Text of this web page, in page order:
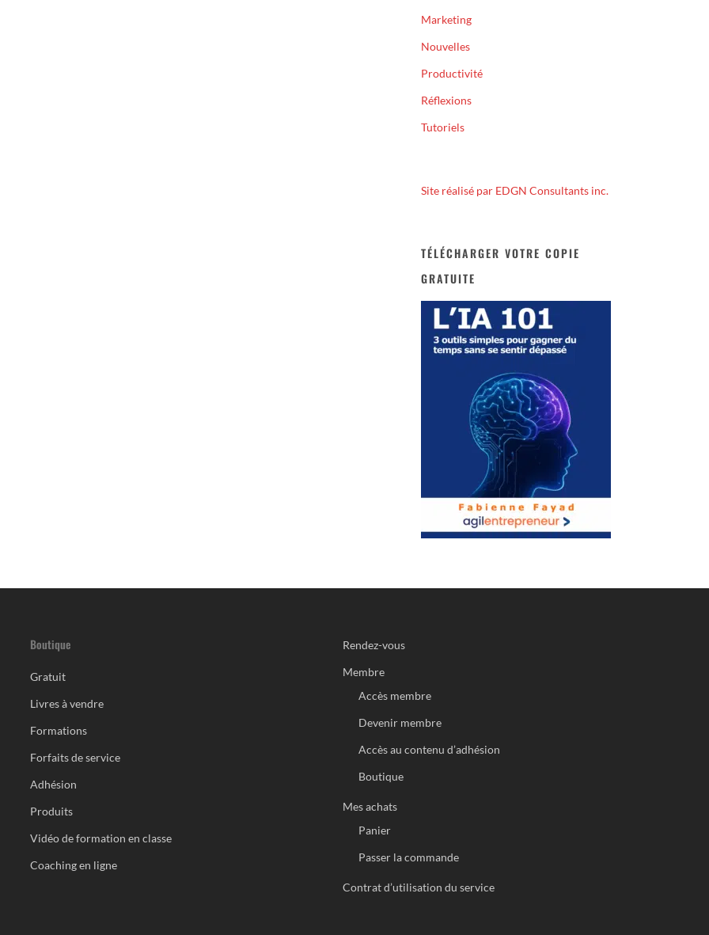
Marketing
Nouvelles
Productivité
Réflexions
Tutoriels
Site réalisé par EDGN Consultants inc.
TÉLÉCHARGER VOTRE COPIE
GRATUITE
Boutique
Gratuit
Livres à vendre
Formations
Forfaits de service
Adhésion
Produits
Vidéo de formation en classe
Coaching en ligne
Rendez-vous
Membre
Accès membre
Devenir membre
Accès au contenu d’adhésion
Boutique
Mes achats
Panier
Passer la commande
Contrat d’utilisation du service